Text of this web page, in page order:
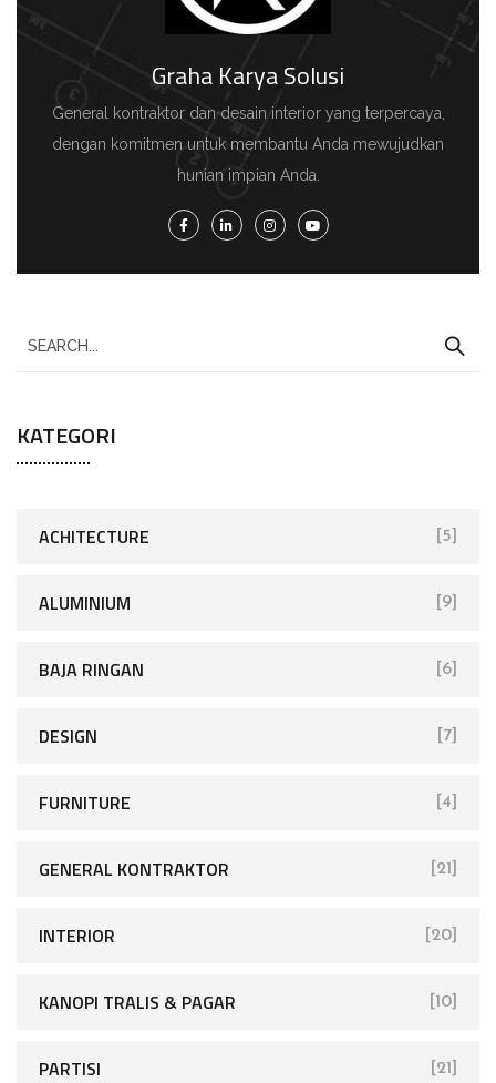
Graha Karya Solusi
General kontraktor dan desain interior yang terpercaya,
dengan komitmen untuk membantu Anda mewujudkan
hunian impian Anda.
KATEGORI
ACHITECTURE [5]
ALUMINIUM [9]
BAJA RINGAN [6]
DESIGN [7]
FURNITURE [4]
GENERAL KONTRAKTOR [21]
INTERIOR [20]
KANOPI TRALIS & PAGAR [10]
PARTISI [21]